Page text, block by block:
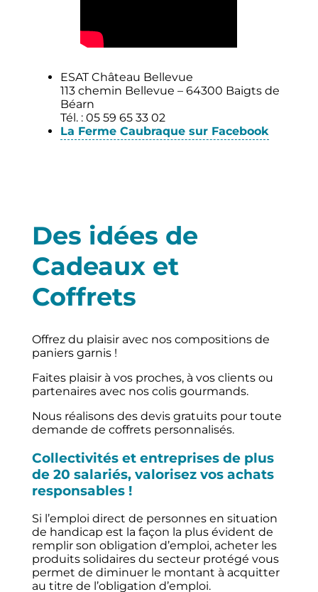
ESAT Château Bellevue
113 chemin Bellevue – 64300 Baigts de
Béarn
Tél. : 05 59 65 33 02
La Ferme Caubraque sur Facebook
Des idées de
Cadeaux et
Coffrets
Offrez du plaisir avec nos compositions de
paniers garnis !
Faites plaisir à vos proches, à vos clients ou
partenaires avec nos colis gourmands.
Nous réalisons des devis gratuits pour toute
demande de coffrets personnalisés.
Collectivités et entreprises de plus
de 20 salariés, valorisez vos achats
responsables !
Si l’emploi direct de personnes en situation
de handicap est la façon la plus évident de
remplir son obligation d’emploi, acheter les
produits solidaires du secteur protégé vous
permet de diminuer le montant à acquitter
au titre de l’obligation d’emploi.